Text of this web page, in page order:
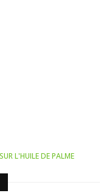
L'HUILE DE PALME